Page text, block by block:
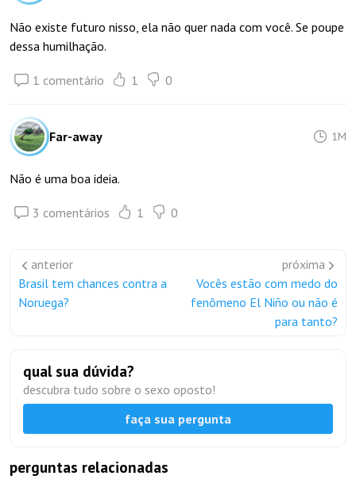
Não existe futuro nisso, ela não quer nada com você. Se poupe
dessa humilhação.
1 comentário 1 0
Far-away 1M
Não é uma boa ideia.
3 comentários 1 0
anterior
Brasil tem chances contra a
Noruega?
próxima
Vocês estão com medo do
fenômeno El Niño ou não é
para tanto?
qual sua dúvida?
descubra tudo sobre o sexo oposto!
faça sua pergunta
perguntas relacionadas